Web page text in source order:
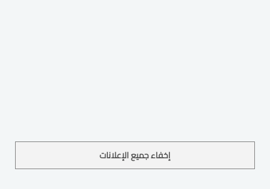
إخفاء جميع الإعلانات